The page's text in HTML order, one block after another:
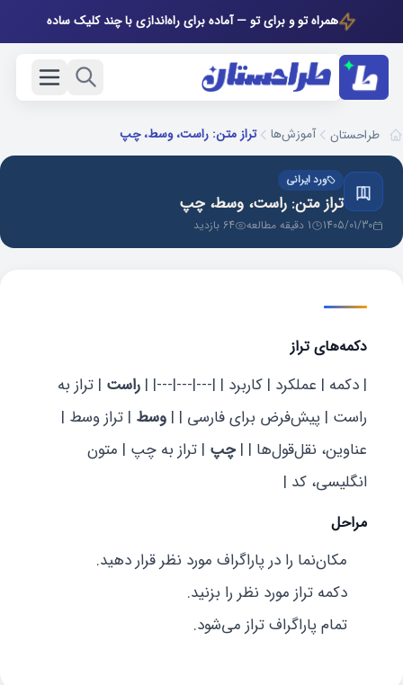
همراه تو و برای تو — آماده برای راه‌اندازی با چند کلیک ساده
طراحستان آموزش‌ها تراز متن: راست، وسط، چپ
ورد ایرانی
تراز متن: راست، وسط، چپ
1405/01/30 1 دقیقه مطالعه 64 بازدید
دکمه‌های تراز
| دکمه | عملکرد | کاربرد | |---|---|---| | راست | تراز به
راست | پیش‌فرض برای فارسی | | وسط | تراز وسط |
عناوین، نقل‌قول‌ها | |چپ | تراز به چپ | متون
انگلیسی، کد |
مراحل
مکان‌نما را در پاراگراف مورد نظر قرار دهید.
دکمه تراز مورد نظر را بزنید.
تمام پاراگراف تراز می‌شود.